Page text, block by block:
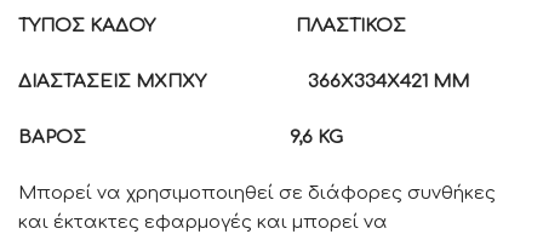
ΤΥΠΟΣ ΚΑΔΟΥ ΠΛΑΣΤΙΚΟΣ
ΔΙΑΣΤΑΣΕΙΣ ΜXΠXΥ 366X334X421 MM
ΒΑΡΟΣ 9,6 KG
Μπορεί να χρησιμοποιηθεί σε διάφορες συνθήκες
και έκτακτες εφαρμογές και μπορεί να